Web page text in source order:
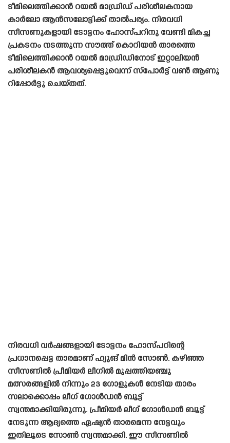
ടീമിലെത്തിക്കാൻ റയൽ മാഡ്രിഡ് പരിശീലകനായ
കാർലോ ആൻസലോട്ടിക്ക് താൽപര്യം. നിരവധി
സീസണുകളായി ടോട്ടനം ഹോസ്‌പറിനു വേണ്ടി മികച്ച
പ്രകടനം നടത്തുന്ന സൗത്ത് കൊറിയൻ താരത്തെ
ടീമിലെത്തിക്കാൻ റയൽ മാഡ്രിഡിനോട് ഇറ്റാലിയൻ
പരിശീലകൻ ആവശ്യപ്പെട്ടുവെന്ന് സ്പോർട്ട് വൺ ആണു
റിപ്പോർട്ടു ചെയ്‌തത്‌.
നിരവധി വർഷങ്ങളായി ടോട്ടനം ഹോസ്‌പറിന്റെ
പ്രധാനപ്പെട്ട താരമാണ് ഹ്യുങ് മിൻ സോൺ. കഴിഞ്ഞ
സീസണിൽ പ്രീമിയർ ലീഗിൽ മുപ്പത്തിയഞ്ചു
മത്സരങ്ങളിൽ നിന്നും 23 ഗോളുകൾ നേടിയ താരം
സലാക്കൊപ്പം ലീഗ് ഗോൾഡൻ ബൂട്ട്
സ്വന്തമാക്കിയിരുന്നു. പ്രീമിയർ ലീഗ് ഗോൾഡൻ ബൂട്ട്
നേടുന്ന ആദ്യത്തെ ഏഷ്യൻ താരമെന്ന നേട്ടവും
ഇതിലൂടെ സോൺ സ്വന്തമാക്കി. ഈ സീസണിൽ